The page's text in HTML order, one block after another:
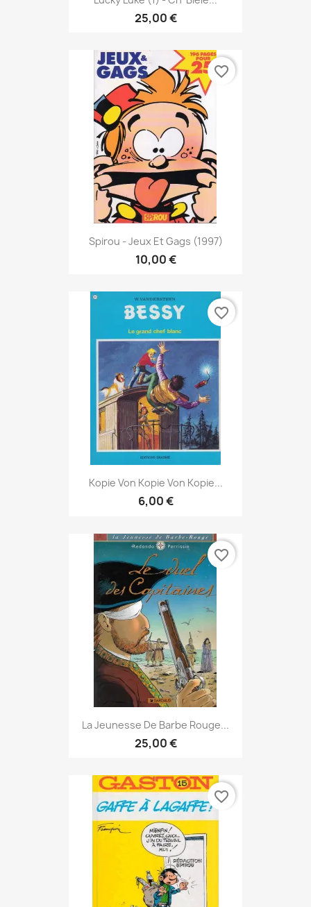
25,00 €
Spirou - Jeux Et Gags (1997)
10,00 €
favorite_border
Kopie Von Kopie Von Kopie...
6,00 €
favorite_border
La Jeunesse De Barbe Rouge...
25,00 €
favorite_border
favorite_border